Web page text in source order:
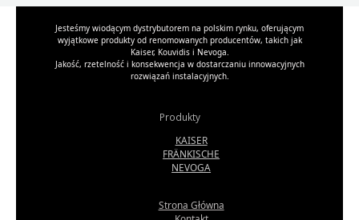
Jesteśmy wiodącym dystrybutorem na polskim rynku, oferującym
wyjątkowe produkty od renomowanych producentów, takich jak
Kaiser, Kouvidis i Nevoga.
Jakość, rzetelność i konsekwencja w dostarczaniu innowacyjnych
rozwiązań instalacyjnych.
Produkty
KAISER
FRÄNKISCHE
NEVOGA
Strona Główna